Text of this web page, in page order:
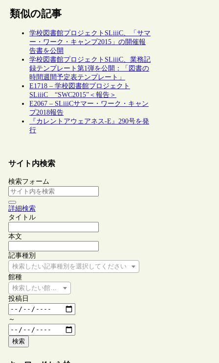
類似の記事
学校図書館プロジェクトSLiiiC、「サマ
ー・ワーク・キャンプ2015」の開催報
告書を公開
学校図書館プロジェクトSLiiiC、業務記
録テンプレート第1弾を公開：「図書の
時間週間予定表テンプレート」
E1718 – 学校図書館プロジェクト
SLiiiC “SWC2015”＜報告＞
E2067 – SLiiiCサマー・ワーク・キャン
プ2018報告
『カレントアウェアネス-E』290号を発
行
サイト内検索
検索フォーム
詳細検索
タイトル
本文
記事種別
検索したい記事種別を選択してください
館種
検索したい館種を選択してください
投稿日
～
検索